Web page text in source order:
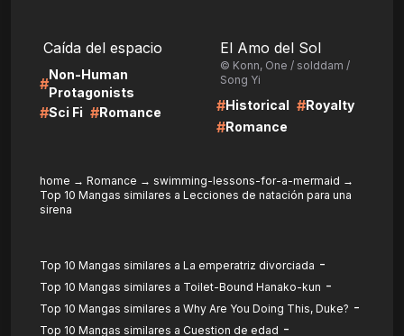
Caída del espacio
#
Non-Human
Protagonists
#Sci Fi #Romance
El Amo del Sol
© Konn, One / solddam /
Song Yi
#Historical #Royalty
#Romance
home → Romance → swimming-lessons-for-a-mermaid →
Top 10 Mangas similares a Lecciones de natación para una
sirena
Top 10 Mangas similares a La emperatriz divorciada -
Top 10 Mangas similares a Toilet-Bound Hanako-kun -
Top 10 Mangas similares a Why Are You Doing This, Duke? -
Top 10 Mangas similares a Cuestion de edad -